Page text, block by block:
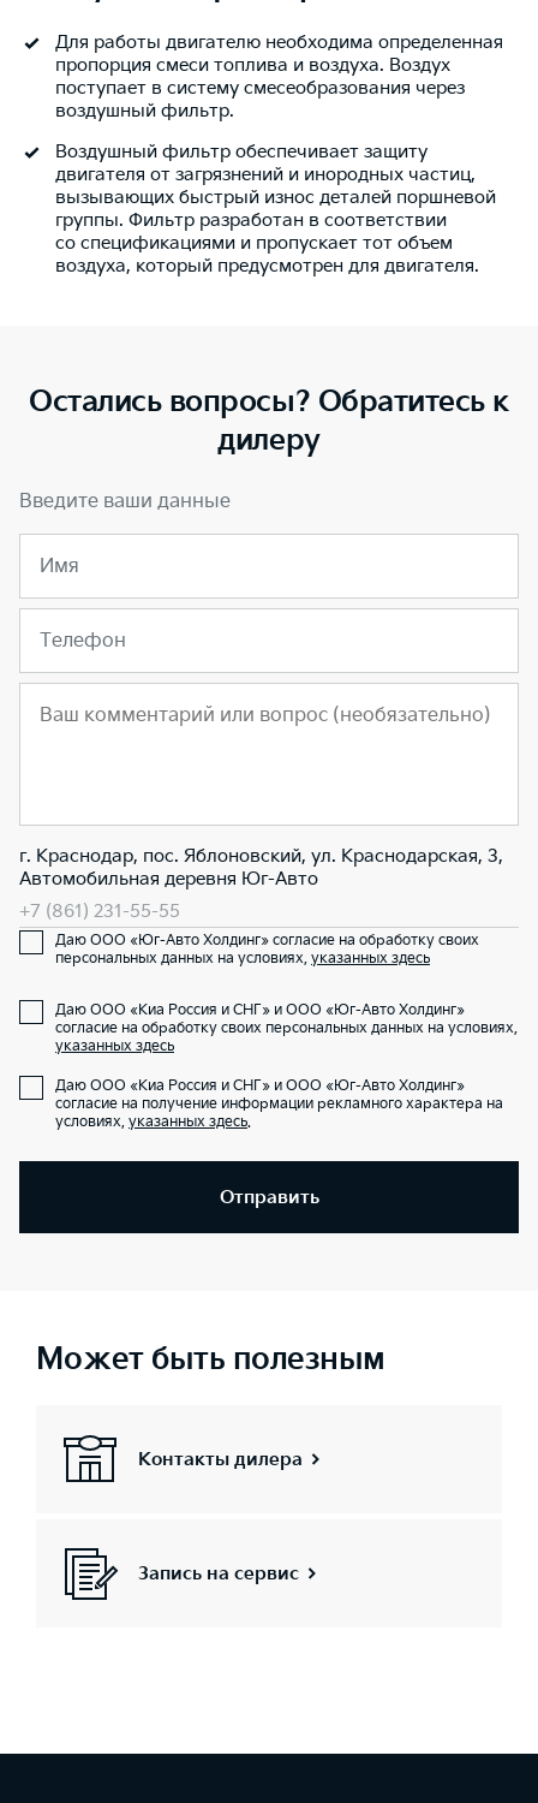
Для работы двигателю необходима определенная
пропорция смеси топлива и воздуха. Воздух
поступает в систему смесеобразования через
воздушный фильтр.
Воздушный фильтр обеспечивает защиту
двигателя от загрязнений и инородных частиц,
вызывающих быстрый износ деталей поршневой
группы. Фильтр разработан в соответствии
со спецификациями и пропускает тот объем
воздуха, который предусмотрен для двигателя.
Остались вопросы? Обратитесь к
дилеру
Введите ваши данные
Имя
Телефон
г. Краснодар, пос. Яблоновский, ул. Краснодарская, 3,
Автомобильная деревня Юг-Авто
+7 (861) 231-55-55
Даю ООО «Юг-Авто Холдинг» согласие на обработку своих
персональных данных на условиях, указанных здесь
Даю ООО «Киа Россия и СНГ» и ООО «Юг-Авто Холдинг»
согласие на обработку своих персональных данных на условиях,
указанных здесь
Даю ООО «Киа Россия и СНГ» и ООО «Юг-Авто Холдинг»
согласие на получение информации рекламного характера на
условиях, указанных здесь.
Отправить
Может быть полезным
Контакты дилера
Запись на сервис